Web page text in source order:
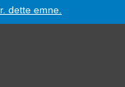
dette emne.